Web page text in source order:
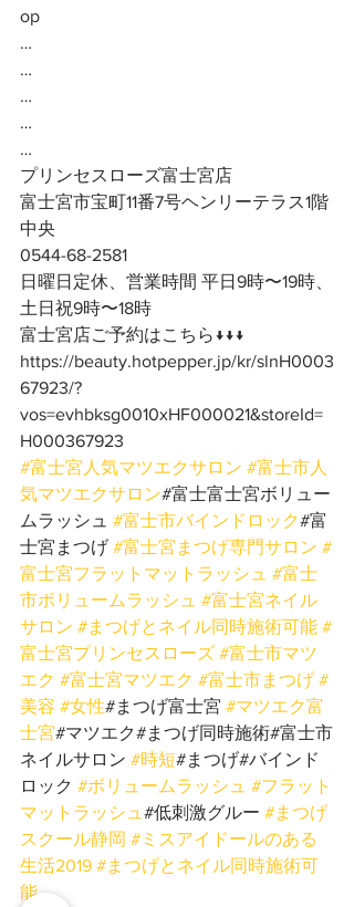
op
…
…
…
…
…
プリンセスローズ富士宮店
富士宮市宝町11番7号ヘンリーテラス1階
中央
0544-68-2581
日曜日定休、営業時間 平日9時〜19時、
土日祝9時〜18時
富士宮店ご予約はこちら↓↓↓
https://beauty.hotpepper.jp/kr/slnH0003
67923/?
vos=evhbksg0010xHF000021&storeId=
H000367923
#富士宮人気マツエクサロン #富士市人
気マツエクサロン#富士富士宮ボリュー
ムラッシュ #富士市バインドロック#富
士宮まつげ #富士宮まつげ専門サロン #
富士宮フラットマットラッシュ #富士
市ボリュームラッシュ #富士宮ネイル
サロン #まつげとネイル同時施術可能 #
富士宮プリンセスローズ #富士市マツ
エク #富士宮マツエク #富士市まつげ #
美容 #女性#まつげ富士宮 #マツエク富
士宮#マツエク#まつげ同時施術#富士市
ネイルサロン #時短#まつげ#バインド
ロック #ボリュームラッシュ #フラット
マットラッシュ #低刺激グルー #まつげ
スクール静岡 #ミスアイドールのある
生活2019 #まつげとネイル同時施術可
能